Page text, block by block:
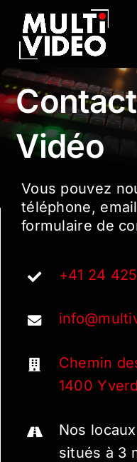
contenu
Moyens
Services
Portfolio
Contact
Vidéo
Vous pouvez
téléphone,
formulaire de
+41 24
Chemin
1400
Nos
situés à 3